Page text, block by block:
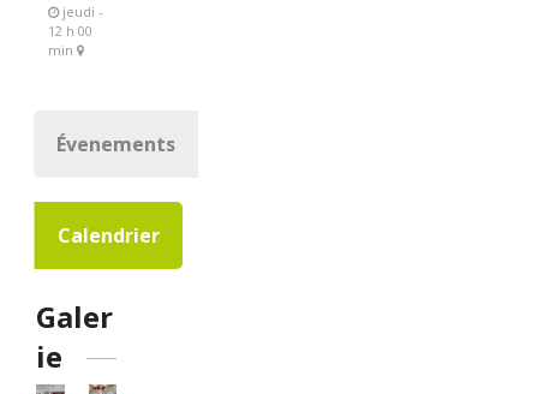
jeudi -
12 h 00
min
Évenements
Calendrier
Galer
ie